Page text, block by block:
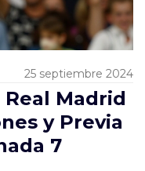
25 septiembre 2024
Madrid
y Previa
7